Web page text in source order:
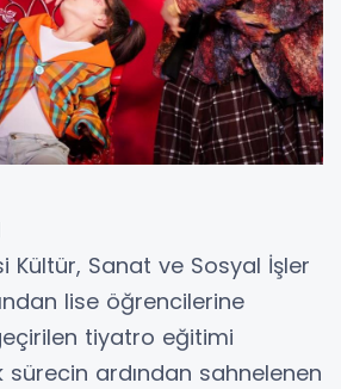
Kültür, Sanat ve Sosyal İşler
lise öğrencilerine
tiyatro eğitimi
sürecin ardından sahnelenen